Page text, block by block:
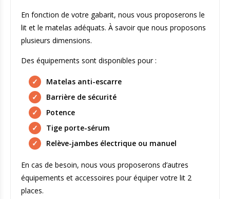
En fonction de votre gabarit, nous vous proposerons le
lit et le matelas adéquats. À savoir que nous proposons
plusieurs dimensions.
Des équipements sont disponibles pour :
Matelas anti-escarre
Barrière de sécurité
Potence
Tige porte-sérum
Relève-jambes électrique ou manuel
En cas de besoin, nous vous proposerons d’autres
équipements et accessoires pour équiper votre lit 2
places.